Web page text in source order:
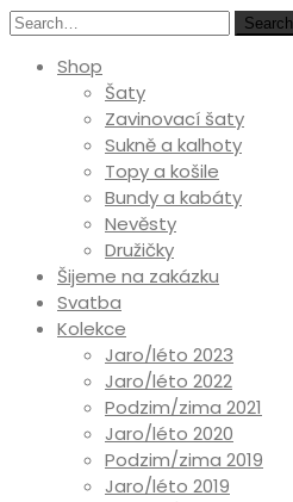
Search
Shop
Šaty
Zavinovací šaty
Sukně a kalhoty
Topy a košile
Bundy a kabáty
Nevěsty
Družičky
Šijeme na zakázku
Svatba
Kolekce
Jaro/léto 2023
Jaro/léto 2022
Podzim/zima 2021
Jaro/léto 2020
Podzim/zima 2019
Jaro/léto 2019